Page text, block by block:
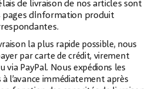
de livraison de nos articles sont
pages d’information produit
la plus rapide possible, nous
par carte de crédit, virement
via PayPal. Nous expédions les
à l’avance immédiatement après